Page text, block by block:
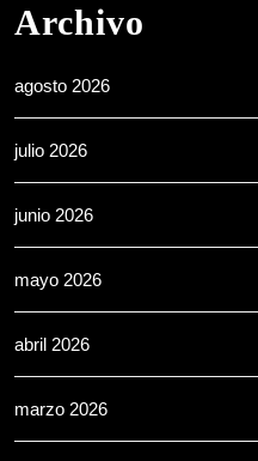
Archivo
agosto 2026
julio 2026
junio 2026
mayo 2026
abril 2026
marzo 2026